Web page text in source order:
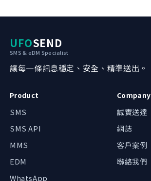
UFOSEND
SMS & eDM Specialist
讓每一條訊息穩定、安全、精準送出。
Product
SMS
SMS API
MMS
EDM
WhatsApp
Company
誠實送達
網誌
客戶案例
聯絡我們
我哋可以點幫到你？